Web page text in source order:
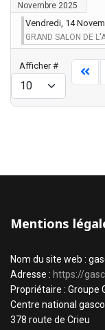
Novembre 2025
Vendredi, 14
GRAND SALON DE
Afficher #
Mentions
Nom du site web :
Adresse : https://
Propriétaire : Groupe
Centre national
378 route de Crieu